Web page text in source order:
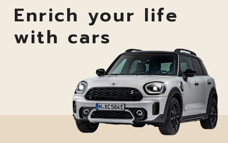
Enrich your life
with cars